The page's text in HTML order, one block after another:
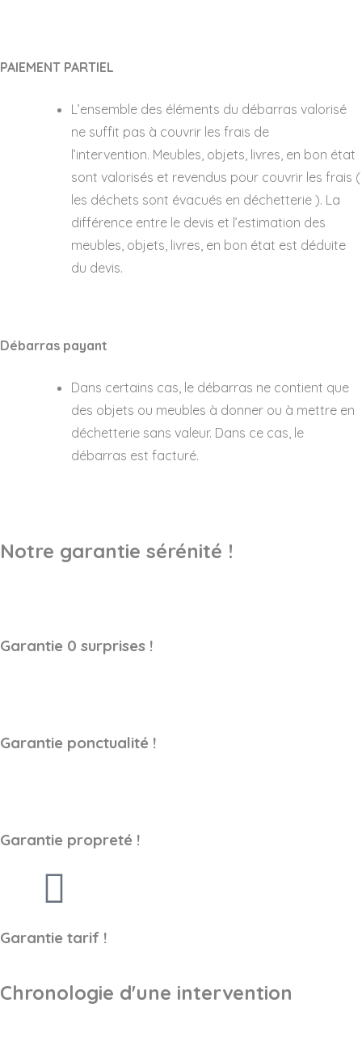
PAIEMENT PARTIEL
L’ensemble des éléments du débarras valorisé
ne suffit pas à couvrir les frais de
l’intervention. Meubles, objets, livres, en bon état
sont valorisés et revendus pour couvrir les frais (
les déchets sont évacués en déchetterie ). La
différence entre le devis et l’estimation des
meubles, objets, livres, en bon état est déduite
du devis.
Débarras payant
Dans certains cas, le débarras ne contient que
des objets ou meubles à donner ou à mettre en
déchetterie sans valeur. Dans ce cas, le
débarras est facturé.
Notre garantie sérénité !
Garantie 0 surprises !
Garantie ponctualité !
Garantie propreté !
Garantie tarif !
Chronologie d'une intervention